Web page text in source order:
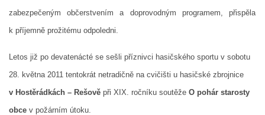
MLADÍ HASIČI
ZÁSAHOVÁ JEDNOTKA
DRUŽSTVO MUŽŮ
zabezpečeným občerstvením a doprovodným programem, přispěla
k příjemně prožitému odpoledni.
Letos již po devatenácté se sešli příznivci hasičského sportu v sobotu
28. května 2011 tentokrát netradičně na cvičišti u hasičské zbrojnice
v Hostěrádkách – Rešově při XIX. ročníku soutěže O pohár starosty
obce v požárním útoku.